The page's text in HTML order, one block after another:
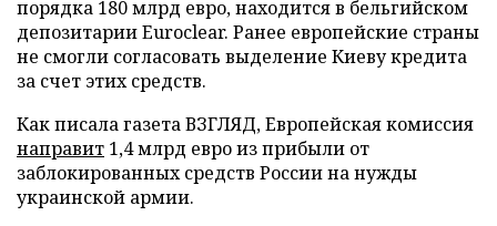
порядка 180 млрд евро, находится в бельгийском
депозитарии Euroclear. Ранее европейские страны
не смогли согласовать выделение Киеву кредита
за счет этих средств.
Как писала газета ВЗГЛЯД, Европейская комиссия
направит 1,4 млрд евро из прибыли от
заблокированных средств России на нужды
украинской армии.